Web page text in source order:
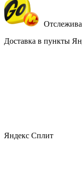
Доставка в пункты
Яндекс Сплит